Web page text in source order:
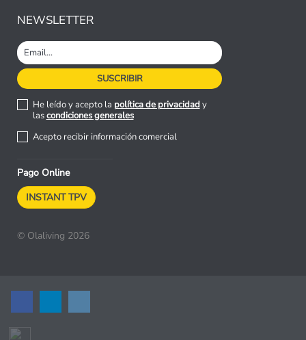
NEWSLETTER
He leído y acepto la política de privacidady
lascondiciones generales
Acepto recibir información comercial
Pago Online
INSTANT TPV
© Olaliving 2026